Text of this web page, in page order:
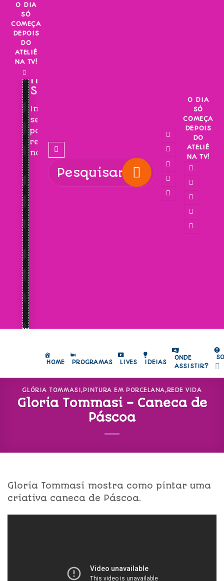
Skip
content
O DIA
SÓ
COMEÇA
DEPOIS
DO
ATELIÊ
NA TV!
INSCREVA-
SE!
Inscreva-
se
para
receber
novidades!
O DIA
SÓ
COMEÇA
DEPOIS
DO
ATELIÊ
NA TV!
HOME PROGRAMAS LIVES IDEIAS
ONDE
ASSISTIR?
GLÓRIA TOMMASI , PINTURA EM PORCELANA,REDE VIDA
Gloria Tommasi – Caneca de
Páscoa
Gloria Tommasi mostra como pintar uma
criativa caneca de Páscoa.